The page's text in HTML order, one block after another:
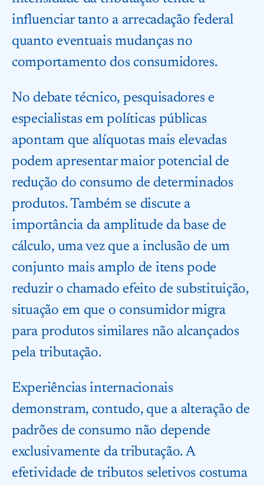
influenciar tanto a arrecadação federal
quanto eventuais mudanças no
comportamento dos consumidores.
No debate técnico, pesquisadores e
especialistas em políticas públicas
apontam que alíquotas mais elevadas
podem apresentar maior potencial de
redução do consumo de determinados
produtos. Também se discute a
importância da amplitude da base de
cálculo, uma vez que a inclusão de um
conjunto mais amplo de itens pode
reduzir o chamado efeito de substituição,
situação em que o consumidor migra
para produtos similares não alcançados
pela tributação.
Experiências internacionais
demonstram, contudo, que a alteração de
padrões de consumo não depende
exclusivamente da tributação. A
efetividade de tributos seletivos costuma